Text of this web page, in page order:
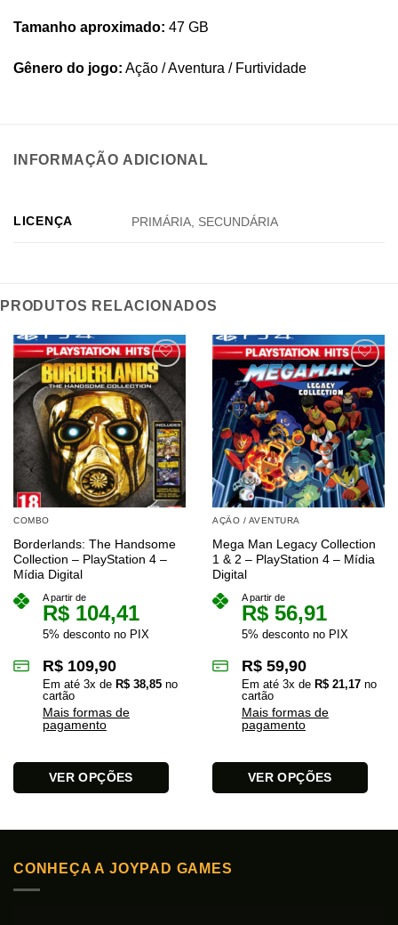
Tamanho aproximado: 47 GB
Gênero do jogo: Ação / Aventura / Furtividade
INFORMAÇÃO ADICIONAL
LICENÇA PRIMÁRIA, SECUNDÁRIA
PRODUTOS RELACIONADOS
COMBO
Borderlands: The Handsome
Collection – PlayStation 4 –
Mídia Digital
A partir de
R$ 104,41
5% desconto no PIX
R$ 109,90
Em até 3x de R$ 38,85 no
cartão
Mais formas de
pagamento
VER OPÇÕES
variantes.
As
AÇÃO / AVENTURA
Mega Man Legacy Collection
1 & 2 – PlayStation 4 – Mídia
Digital
A partir de
R$ 56,91
5% desconto no PIX
R$ 59,90
Em até 3x de R$ 21,17 no
cartão
Mais formas de
pagamento
VER OPÇÕES
variantes.
CONHEÇA A JOYPAD GAMES